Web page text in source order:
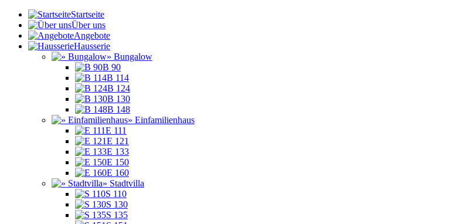
Startseite
Über uns
Angebote
Hausserie
» Bungalow
B 90
B 114
B 124
B 130
B 148
» Einfamilienhaus
E 111
E 121
E 133
E 150
E 160
» Stadtvilla
S 110
S 130
S 135